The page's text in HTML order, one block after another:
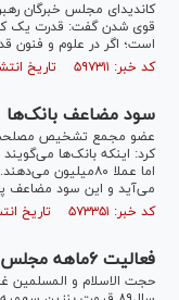
کاندیدای مجلس خبرگان
قوی شدن گفت: قدرت یک
است؛ اگر در علوم و فنون
کد خبر: ۵۹۷۳۱۱ تاریخ انتشار : ۱۳۹۸/۱۱/۲۸
سود مضاعف
عضو مجمع تشخیص مصلحت
اما عملا
می‌آید و این سود مضاعف
کد خبر: ۵۷۳۳۵۱ تاریخ انتشار : ۱۳۹۸/۰۹/۱۲
فعالیت ۶ماهه مجلس برای سهمیه‌بندی بنزین در سال۸۹
حجت الاسلام و المسلمین